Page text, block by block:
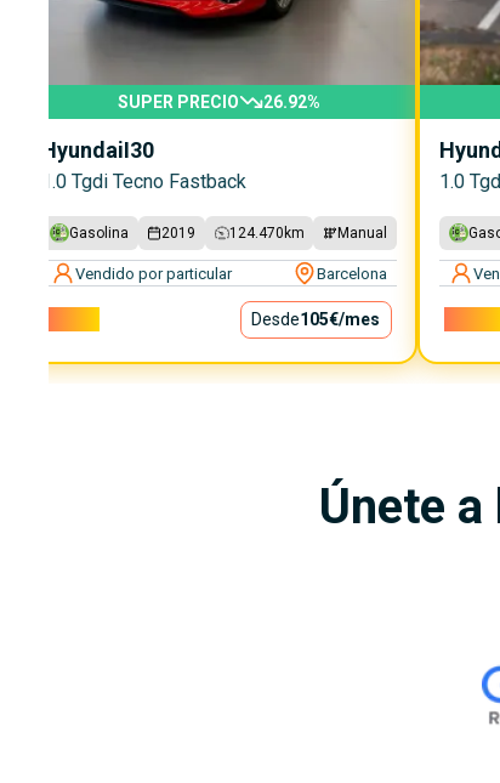
SUPER PRECIO 26.92%
HyundaiI30
1.0 Tgdi Tecno Fastback
Gasolina 2019 124.470 km Manual
Vendido por particular Barcelona
Desde105€/mes
1.0
Únete